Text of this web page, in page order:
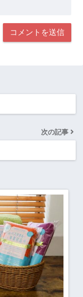
次の記事